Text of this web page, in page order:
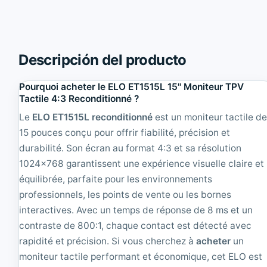
T
a
t
i
e
1
6
9
|
R
e
c
o
n
d
'
'
T
á
c
i
l
|
N
o
u
v
a
u
Descripción del producto
Pourquoi acheter le ELO ET1515L 15'' Moniteur TPV
Tactile 4:3 Reconditionné ?
Le ELO ET1515L reconditionné est un moniteur tactile de
15 pouces conçu pour offrir fiabilité, précision et
durabilité. Son écran au format 4:3 et sa résolution
1024x768 garantissent une expérience visuelle claire et
équilibrée, parfaite pour les environnements
professionnels, les points de vente ou les bornes
interactives. Avec un temps de réponse de 8 ms et un
contraste de 800:1, chaque contact est détecté avec
rapidité et précision. Si vous cherchez àacheter un
moniteur tactile performant et économique, cet ELO est